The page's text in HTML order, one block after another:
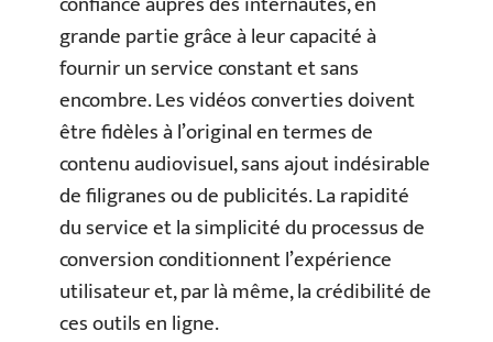
grande partie grâce à leur capacité à
fournir un service constant et sans
encombre. Les vidéos converties doivent
être fidèles à l’original en termes de
contenu audiovisuel, sans ajout indésirable
de filigranes ou de publicités. La rapidité
du service et la simplicité du processus de
conversion conditionnent l’expérience
utilisateur et, par là même, la crédibilité de
ces outils en ligne.